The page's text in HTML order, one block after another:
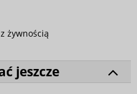
żywnością
jeszcze